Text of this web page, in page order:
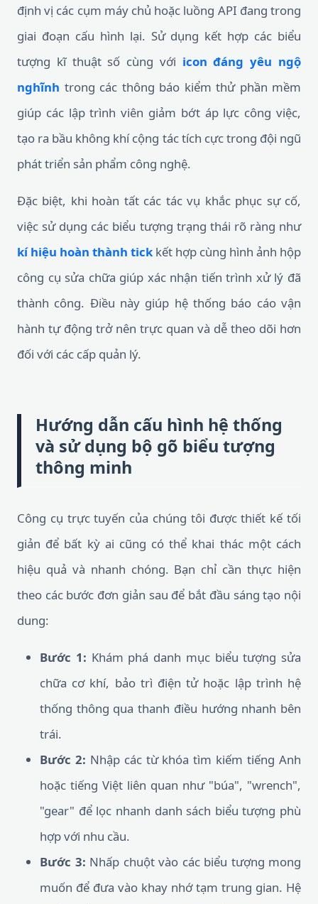
định vị các cụm máy chủ hoặc luồng API đang trong
giai đoạn cấu hình lại. Sử dụng kết hợp các biểu
tượng kĩ thuật số cùng với icon đáng yêu ngộ
nghĩnh trong các thông báo kiểm thử phần mềm
giúp các lập trình viên giảm bớt áp lực công việc,
tạo ra bầu không khí cộng tác tích cực trong đội ngũ
phát triển sản phẩm công nghệ.
Đặc biệt, khi hoàn tất các tác vụ khắc phục sự cố,
việc sử dụng các biểu tượng trạng thái rõ ràng như
kí hiệu hoàn thành tickkết hợp cùng hình ảnh hộp
công cụ sửa chữa giúp xác nhận tiến trình xử lý đã
thành công. Điều này giúp hệ thống báo cáo vận
hành tự động trở nên trực quan và dễ theo dõi hơn
đối với các cấp quản lý.
Hướng dẫn cấu hình hệ thống
và sử dụng bộ gõ biểu tượng
thông minh
Công cụ trực tuyến của chúng tôi được thiết kế tối
giản để bất kỳ ai cũng có thể khai thác một cách
hiệu quả và nhanh chóng. Bạn chỉ cần thực hiện
theo các bước đơn giản sau để bắt đầu sáng tạo nội
dung:
Bước 1: Khám phá danh mục biểu tượng sửa
chữa cơ khí, bảo trì điện tử hoặc lập trình hệ
thống thông qua thanh điều hướng nhanh bên
trái.
Bước 2: Nhập các từ khóa tìm kiếm tiếng Anh
hoặc tiếng Việt liên quan như "búa", "wrench",
"gear" để lọc nhanh danh sách biểu tượng phù
hợp với nhu cầu.
Bước 3: Nhấp chuột vào các biểu tượng mong
muốn để đưa vào khay nhớ tạm trung gian. Hệ